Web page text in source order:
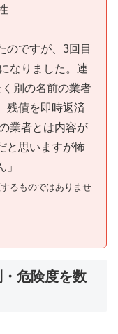
のですが、3回目
なりました。連
別の名前の業者
残債を即時返済
業者とは内容が
と思いますが怖
るものではありませ
危険度を数